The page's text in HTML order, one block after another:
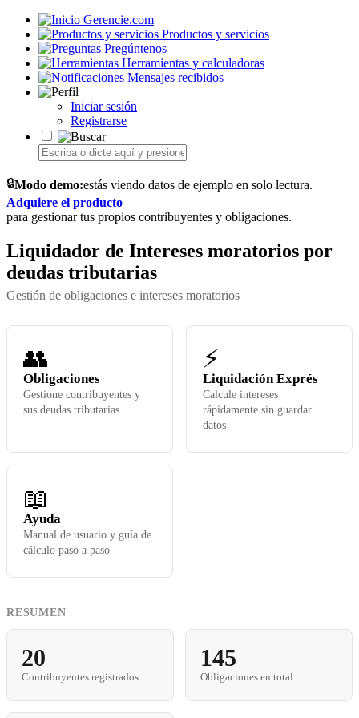
Gerencie.com
Productos y servicios
Pregúntenos
Herramientas y calculadoras
Mensajes recibidos
Iniciar sesión
Registrarse
🔒Modo demo:estás viendo datos de ejemplo en solo lectura.
Adquiere el producto
para gestionar tus propios contribuyentes y obligaciones.
Liquidador de Intereses moratorios por
deudas tributarias
Gestión de obligaciones e intereses moratorios
👥
Obligaciones
Gestione contribuyentes y
sus deudas tributarias
⚡
Liquidación Exprés
Calcule intereses
rápidamente sin guardar
datos
📖
Ayuda
Manual de usuario y guía de
cálculo paso a paso
RESUMEN
20
Contribuyentes registrados
145
Obligaciones en total